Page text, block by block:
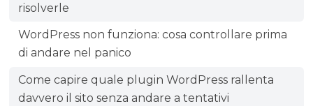
risolverle
WordPress non funziona: cosa controllare prima
di andare nel panico
Come capire quale plugin WordPress rallenta
davvero il sito senza andare a tentativi